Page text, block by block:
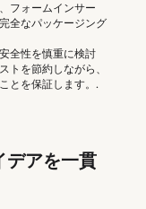
フォームインサー
全なパッケージング
全性を慎重に検討
トを節約しながら、
とを保証します。.
デアを一貫